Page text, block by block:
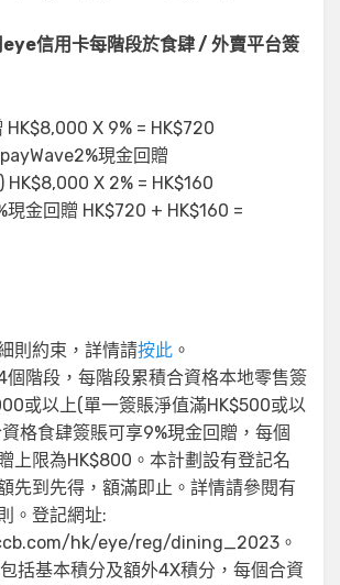
信用卡每階段於食肆 / 外賣平台簽
HK$8,000 X 9% = HK$720
現金回贈
HK$8,000 X 2% = HK$160
現金回贈 HK$720 + HK$160 =
則約束，詳情請按此 。
個階段，每階段累積合資格本地零售簽
或以上(單一簽賬淨值滿HK$500或以
格食肆簽賬可享9%現金回贈，每個
上限為HK$800。本計劃設有登記名
先到先得，額滿即止。詳情請參閱有
。登記網址:
hk/eye/reg/dining_2023。
括基本積分及額外4X積分，每個合資